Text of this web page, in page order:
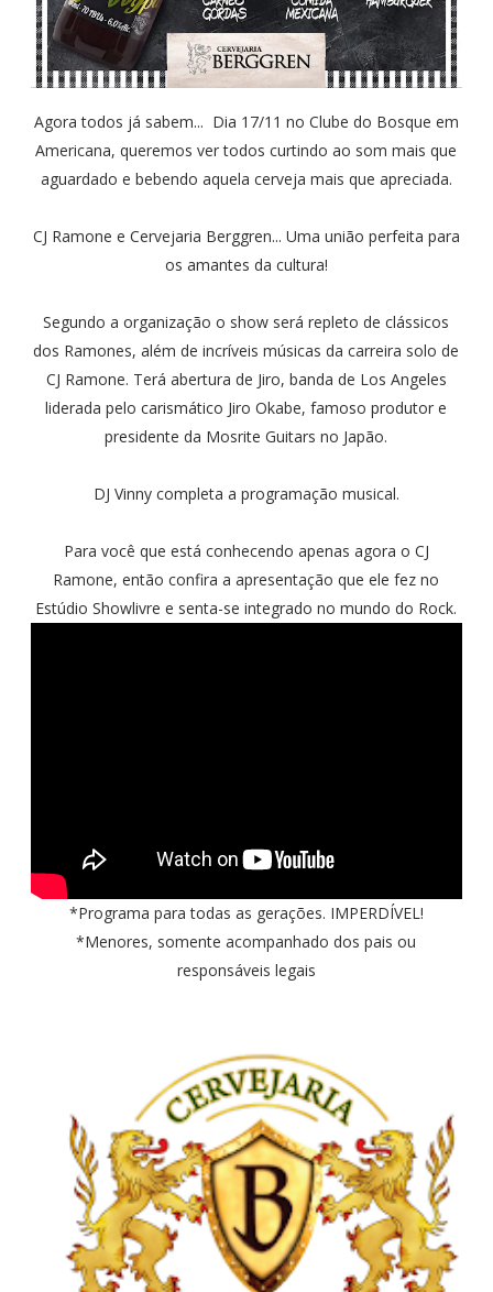
Agora todos já sabem... Dia 17/11 no Clube do Bosque em
Americana, queremos ver todos curtindo ao som mais que
aguardado e bebendo aquela cerveja mais que apreciada.
CJ Ramone e Cervejaria Berggren... Uma união perfeita para
os amantes da cultura!
Segundo a organização o show será repleto de clássicos
dos Ramones, além de incríveis músicas da carreira solo de
CJ Ramone. Terá abertura de Jiro, banda de Los Angeles
liderada pelo carismático Jiro Okabe, famoso produtor e
presidente da Mosrite Guitars no Japão.
DJ Vinny completa a programação musical.
Para você que está conhecendo apenas agora o CJ
Ramone, então confira a apresentação que ele fez no
Estúdio Showlivre e senta-se integrado no mundo do Rock.
*Programa para todas as gerações. IMPERDÍVEL!
*Menores, somente acompanhado dos pais ou
responsáveis legais